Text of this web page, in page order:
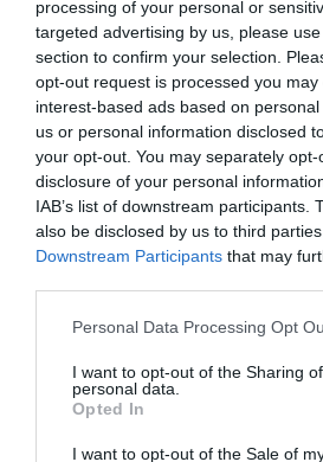
processing of your personal or
targeted advertising by us, please
section to confirm your selection.
opt-out request is processed you may
interest-based ads based on
us or personal information disclosed
your opt-out. You may separately
disclosure of your personal
IAB’s list of downstream participants.
also be disclosed by us to third
Downstream Participants that may
Please note that this website/app
not limited to your visit or usage
grant or deny consent to Google and
use your data for below specified
consent section.
Personal Data Processing Opt
I want to opt-out of the Sharing
personal data.
Opted In
I want to opt-out of the Sale of
λογική, η γαλήνη και η
ανταγωνισμός, δεν θα
τόσα χρόνια» δήλωσε
Μπακοδήμου στους
ψυχαγωγικών εκπομπών.
ΔΙΑΦΗΜΙΣΗ